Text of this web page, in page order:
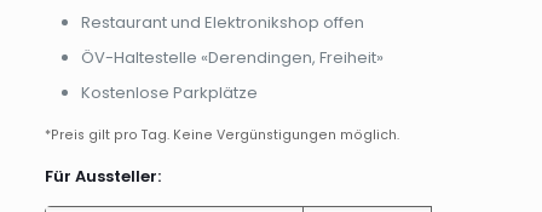
Restaurant und Elektronikshop offen
ÖV-Haltestelle «Derendingen, Freiheit»
Kostenlose Parkplätze
*Preis gilt pro Tag. Keine Vergünstigungen möglich.
Für Aussteller: